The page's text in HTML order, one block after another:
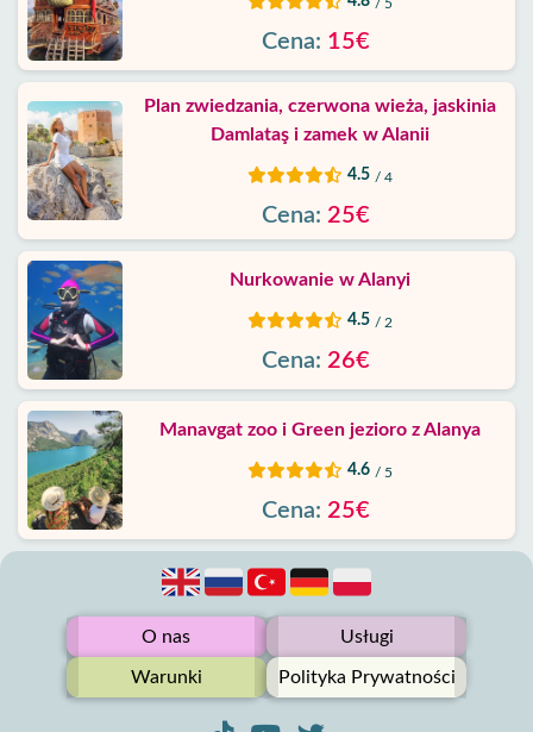
/ 5
Cena: 15€
Plan zwiedzania, czerwona wieża, jaskinia
Damlataş i zamek w Alanii
4.5 / 4
Cena: 25€
Nurkowanie w Alanyi
4.5 / 2
Cena: 26€
Manavgat zoo i Green jezioro z Alanya
4.6 / 5
Cena: 25€
O nas Usługi
Warunki Polityka Prywatności